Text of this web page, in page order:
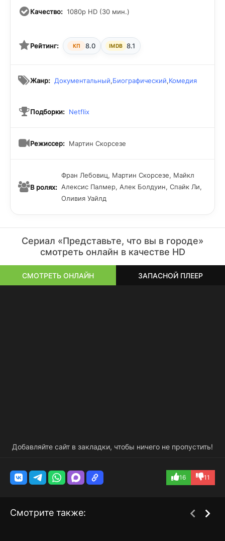
Качество: 1080p HD (30 мин.)
Рейтинг: КП 8.0 IMDB 8.1
Жанр: Документальный,Биографический,Комедия
Подборки: Netflix
Режиссер: Мартин Скорсезе
В ролях:
Фран Лебовиц, Мартин Скорсезе, Майкл
Алексис Палмер, Алек Болдуин, Спайк Ли,
Оливия Уайлд
Сериал «Представьте, что вы в городе»
смотреть онлайн в качестве HD
СМОТРЕТЬ ОНЛАЙН ЗАПАСНОЙ ПЛЕЕР
Добавляйте сайт в закладки, чтобы ничего не пропустить!
16 11
Смотрите также: